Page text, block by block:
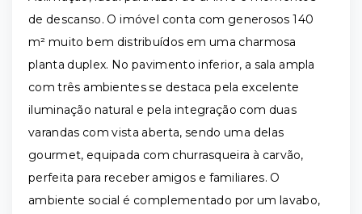
de descanso. O imóvel conta com generosos 140
m² muito bem distribuídos em uma charmosa
planta duplex. No pavimento inferior, a sala ampla
com três ambientes se destaca pela excelente
iluminação natural e pela integração com duas
varandas com vista aberta, sendo uma delas
gourmet, equipada com churrasqueira à carvão,
perfeita para receber amigos e familiares. O
ambiente social é complementado por um lavabo,